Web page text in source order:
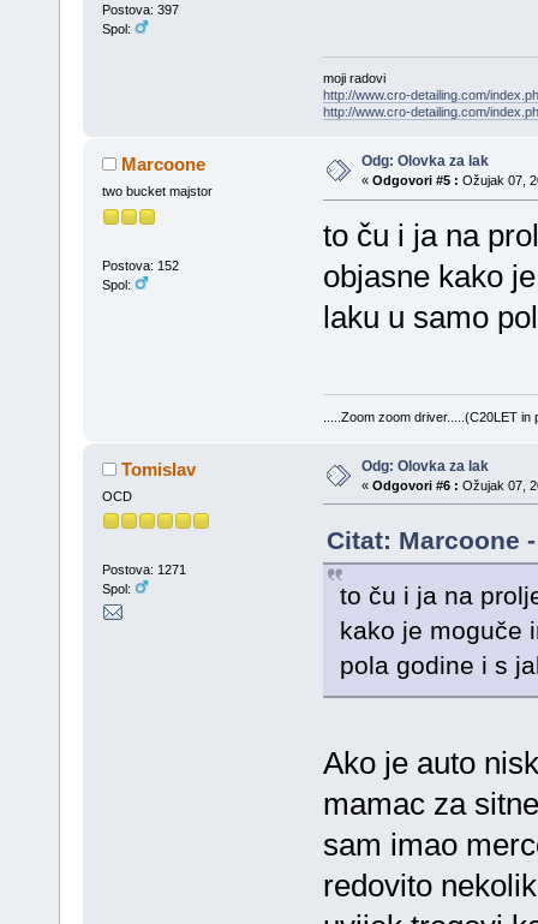
Postova: 397
Spol:
moji radovi
http://www.cro-detailing.com/
http://www.cro-detailing.com/
Marcoone
two bucket majstor
Postova: 152
Spol:
Odg: Olovka za lak
« Odgovori #5 : Ožujak 07,
to ču i ja na
objasne kako
laku u samo
.....Zoom zoom driver.....(C20LET in
Tomislav
OCD
Postova: 1271
Spol:
Odg: Olovka za lak
« Odgovori #6 : Ožujak 07,
Citat: Marcoone
to ču i ja na
kako je moguče
pola godine i s
Ako je auto
mamac za
sam imao
redovito